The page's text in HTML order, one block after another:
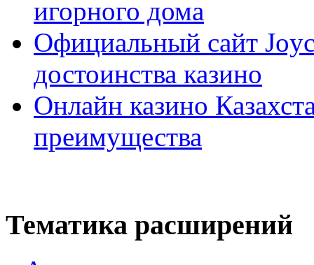
игорного дома
Официальный сайт
достоинства казино
Онлайн казино
преимущества
Тематика расширений